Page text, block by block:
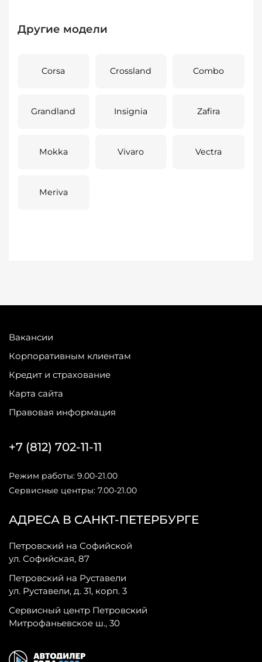
Другие модели
Corsa Crossland Combo
Grandland Insignia Zafira
Mokka Vivaro Vectra
Meriva
Вакансии
Корпоративным клиентам
Кредит и страхование
Карта сайта
Правовая информация
АДРЕСА В САНКТ-ПЕТЕРБУРГЕ
Петровский на Софийской
ул. Софийская, 87
Петровский на Руставели
ул. Руставели, д. 31, корп. 3
Сервисный центр Петровский
Митрофаньевское ш., 30
+7 (812) 702-11-11
Режим работы: 9.00-21.00
Сервисные центры: 7.00-21.00